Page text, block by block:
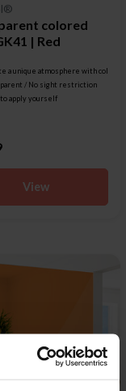
colored
| Red
a unique atmosphere with color
/ No sight restriction
to apply yourself
View